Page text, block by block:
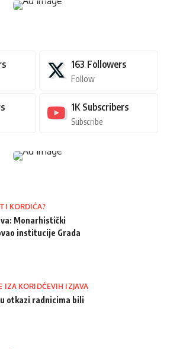
163 Followers
Follow
1K Subscribers
Subscribe
KORDIĆA?
Monarhistički
institucije Grada
IZA KORIDĆEVIH IZJAVA
otkazi radnicima bili